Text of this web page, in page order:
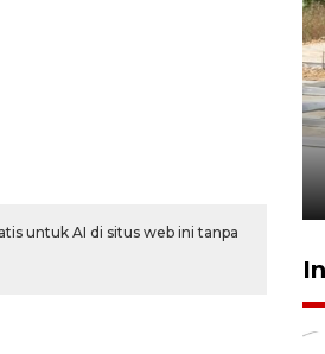
untuk AI di situs web ini tanpa